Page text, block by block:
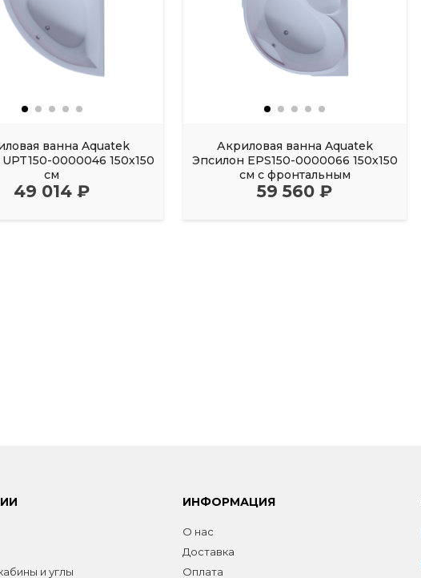
ванна Aquatek
0000046 150х150
см
49 014 ₽
Акриловая ванна Aquatek
Эпсилон EPS150-0000066 150х150
см с фронтальным
59 560 ₽
и углы
ИНФОРМАЦИЯ
О нас
Доставка
Оплата